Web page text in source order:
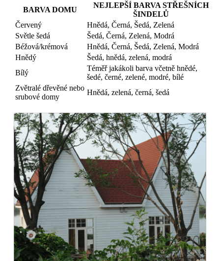
BARVA DOMU
NEJLEPŠÍ BARVA STŘEŠNÍCH
ŠINDELŮ
Červený
Hnědá, Černá, Šedá, Zelená
Světle šedá
Šedá, Černá, Zelená, Modrá
Béžová/krémová
Hnědá, Černá, Šedá, Zelená, Modrá
Hnědý
Šedá, hnědá, zelená, modrá
Bílý
Téměř jakákoli barva včetně hnědé,
šedé, černé, zelené, modré, bílé
Zvětralé dřevěné nebo
srubové domy
Hnědá, zelená, černá, šedá